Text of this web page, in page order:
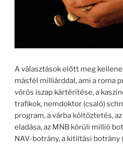
A választások előtt meg
másfél milliárddal, ami a roma
vörös iszap kártérítése, a
trafikok, nemdoktor (csaló)
program, a várba költöztetés,
eladása, az MNB körüli millió
NAV-botrány, a kitiltási botrány